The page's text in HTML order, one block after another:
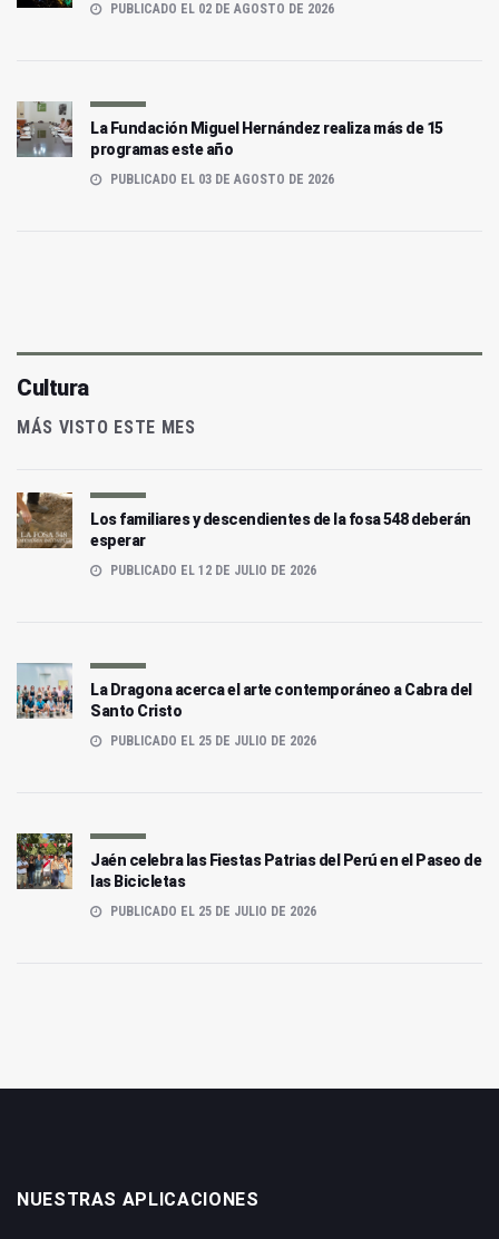
PUBLICADO EL 02 DE AGOSTO DE 2026
La Fundación Miguel Hernández realiza más de 15
programas este año
PUBLICADO EL 03 DE AGOSTO DE 2026
Cultura
MÁS VISTO ESTE MES
Los familiares y descendientes de la fosa 548 deberán
esperar
PUBLICADO EL 12 DE JULIO DE 2026
La Dragona acerca el arte contemporáneo a Cabra del
Santo Cristo
PUBLICADO EL 25 DE JULIO DE 2026
Jaén celebra las Fiestas Patrias del Perú en el Paseo de
las Bicicletas
PUBLICADO EL 25 DE JULIO DE 2026
NUESTRAS APLICACIONES